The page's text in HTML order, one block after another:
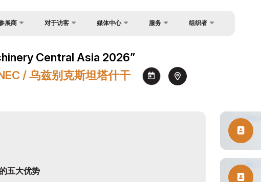
展商 对于访客 媒体中心 服务
官方旅行社
组织者
关于主办方
Central Asia 2026”
/ 乌兹别克斯坦塔什干
五大优势